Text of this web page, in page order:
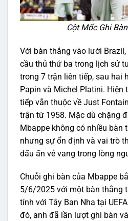
Cột Mốc Ghi
Với bàn thắng vào lưới
cầu thủ thứ ba trong lịch sử
trong 7 trận liên tiếp, sau hai
Papin và Michel Platini. Hiện
tiếp vẫn thuộc về Just
trận từ 1958. Mặc dù chặng
Mbappe không có nhiều bàn
nhưng sự ổn định và vai trò
dấu ấn vẻ vang trong lòng
Chuỗi ghi bàn của Mbappe
5/6/2025 với một bàn thắng
tính với Tây Ban Nha tại
đó, anh đã lần lượt ghi bàn